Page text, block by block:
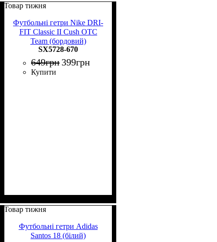
Товар тижня
Футбольні гетри Nike DRI-
FIT Classic II Cush OTC
Team (бордовий)
SX5728-670
649грн 399грн
Купити
Товар тижня
Футбольні гетри Adidas
Santos 18 (білий)